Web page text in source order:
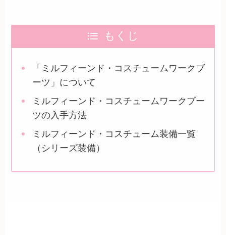
もくじ
「ミルフィーンド・コスチュームワークブ
ーツ」について
ミルフィーンド・コスチュームワークブー
ツの入手方法
ミルフィーンド・コスチューム装備一覧
（シリーズ装備）